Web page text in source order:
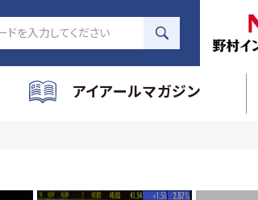
アイアールマガジン